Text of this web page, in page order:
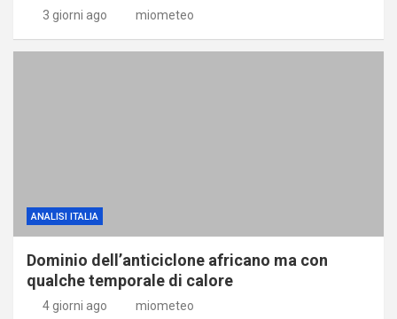
3 giorni ago miometeo
ANALISI ITALIA
Dominio dell’anticiclone africano ma con
qualche temporale di calore
4 giorni ago miometeo